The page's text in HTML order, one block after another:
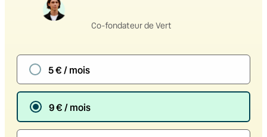
Co-fondateur de Vert
5 € / mois
9 € / mois